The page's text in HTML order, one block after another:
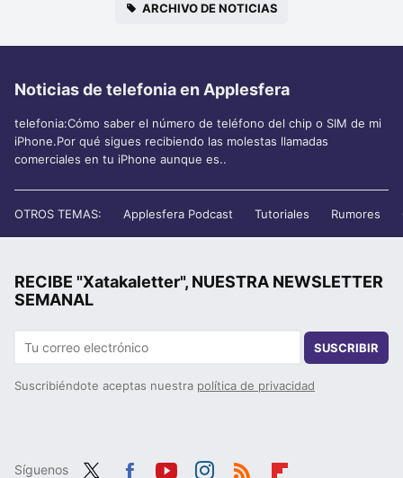
ARCHIVO DE NOTICIAS
Noticias de telefonia en Applesfera
telefonia:Cómo saber el número de teléfono del chip o SIM de mi
iPhone.Por qué sigues recibiendo las molestas llamadas
comerciales en tu iPhone aunque es..
OTROS TEMAS: Applesfera Podcast Tutoriales Rumores
RECIBE "Xatakaletter", NUESTRA NEWSLETTER
SEMANAL
SUSCRIBIR
Suscribiéndote aceptas nuestra política de privacidad
Síguenos